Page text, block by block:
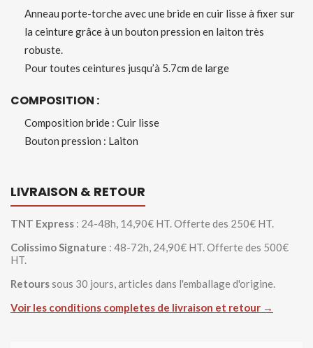
Anneau porte-torche avec une bride en cuir lisse à fixer sur
la ceinture grâce à un bouton pression en laiton très
robuste.
Pour toutes ceintures jusqu’à 5.7cm de large
COMPOSITION :
Composition bride : Cuir lisse
Bouton pression : Laiton
LIVRAISON & RETOUR
TNT Express : 24-48h, 14,90€ HT. Offerte des 250€ HT.
Colissimo Signature : 48-72h, 24,90€ HT. Offerte des 500€
HT.
Retourssous 30 jours, articles dans l'emballage d'origine.
Voir les conditions completes de livraison et retour →